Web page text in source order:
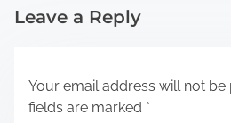
Leave a Reply
Your email address will not be
fields are marked *